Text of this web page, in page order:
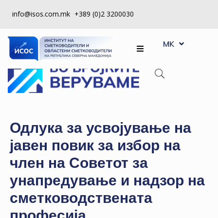
info@isos.com.mk +389 (0)2 3200030
ЗА
НАС
РЕГИСТРИ
НА
КВАЛИТЕТ
КАКО
ДА
СТАНАМ
ЧЛЕН
MK
SQ
Одлука за усвојување на
јавен повик за избор на
член на Советот за
унапредување и надзор на
сметководствената